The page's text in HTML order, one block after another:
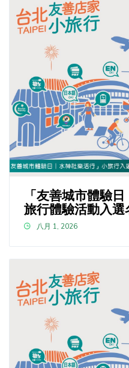
「友善城市體驗
旅行體驗活動入選
八月 1, 2026